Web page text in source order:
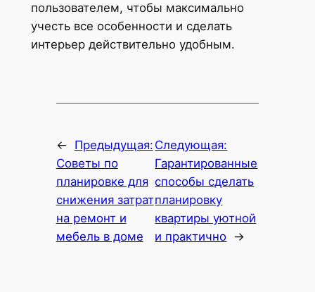
пользователем, чтобы максимально
учесть все особенности и сделать
интерьер действительно удобным.
←
Предыдущая:
Советы по
планировке для
снижения затрат
на ремонт и
мебель в доме
Следующая:
Гарантированные
способы сделать
планировку
квартиры уютной
и практично →